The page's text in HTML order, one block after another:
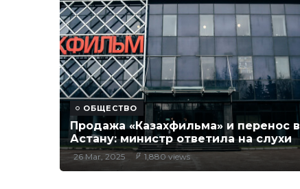
ОБЩЕСТВО
Продажа «Казахфильма» и перенос в
Астану: министр ответила на слухи
26 Mar, 2025 1,880 views